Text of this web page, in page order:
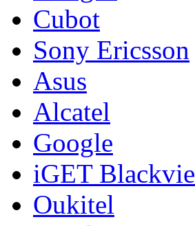
Cubot
Sony Ericsson
Asus
Alcatel
Google
iGET
Oukitel